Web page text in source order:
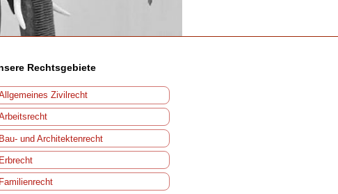
Rechtsgebiete
Zivilrecht
Bau- und Architektenrecht
Erbrecht
Familienrecht